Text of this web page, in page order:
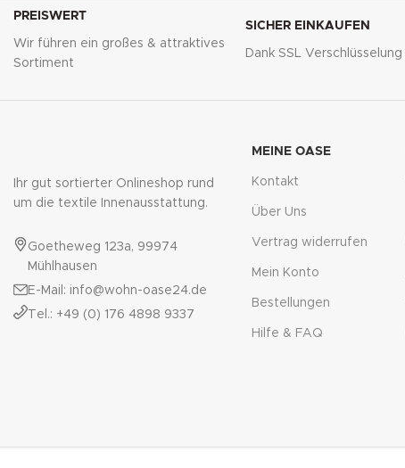
PREISWERT
Wir führen ein großes & attraktives
Sortiment
SICHER EINKAUFEN
Dank SSL Verschlüsselung
Ihr gut sortierter Onlineshop rund
um die textile Innenausstattung.
Goetheweg 123a, 99974
Mühlhausen
E-Mail: info@wohn-oase24.de
Tel.: +49 (0) 176 4898 9337
MEINE OASE
Kontakt
Über Uns
Vertrag widerrufen
Mein Konto
Bestellungen
Hilfe & FAQ